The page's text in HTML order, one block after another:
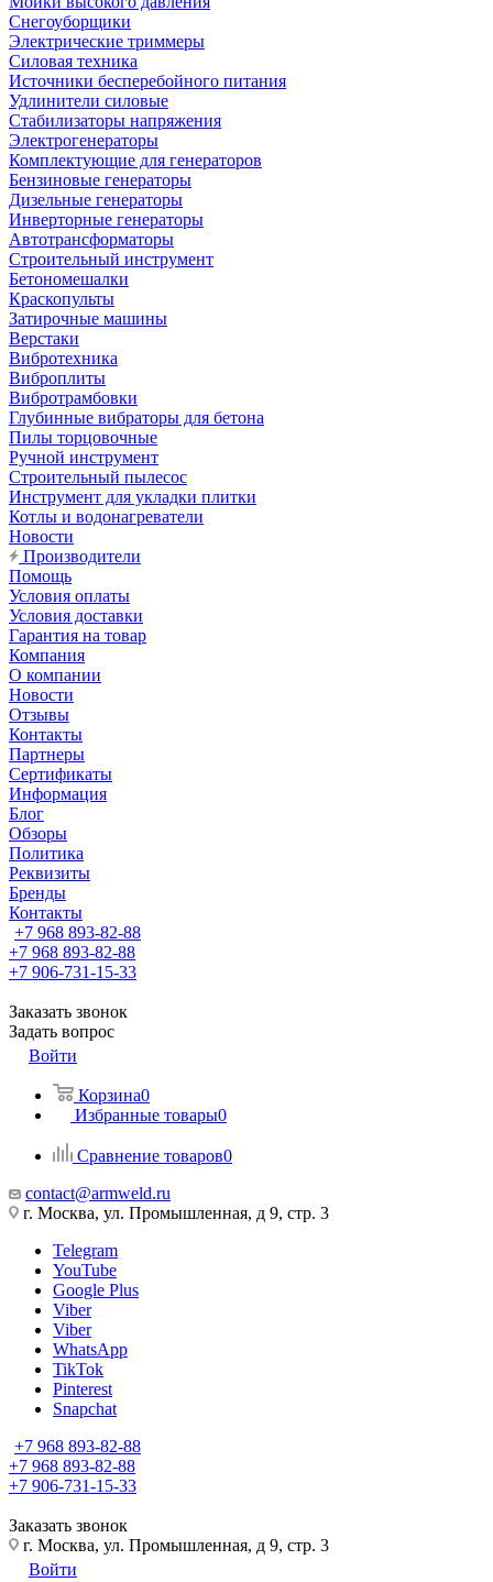
Снегоуборщики
Электрические триммеры
Силовая техника
Источники бесперебойного питания
Удлинители силовые
Стабилизаторы напряжения
Электрогенераторы
Комплектующие для генераторов
Бензиновые генераторы
Дизельные генераторы
Инверторные генераторы
Автотрансформаторы
Строительный инструмент
Бетономешалки
Краскопульты
Затирочные машины
Верстаки
Вибротехника
Виброплиты
Вибротрамбовки
Глубинные вибраторы для бетона
Пилы торцовочные
Ручной инструмент
Строительный пылесос
Инструмент для укладки плитки
Котлы и водонагреватели
Новости
Производители
Помощь
Условия оплаты
Условия доставки
Гарантия на товар
Компания
О компании
Новости
Отзывы
Контакты
Партнеры
Сертификаты
Информация
Блог
Обзоры
Политика
Реквизиты
Бренды
Контакты
+7 968 893-82-88
+7 968 893-82-88
+7 906-731-15-33
Заказать звонок
Задать вопрос
Войти
Корзина0
Избранные товары0
Сравнение товаров0
contact@armweld.ru
г. Москва, ул. Промышленная, д 9, стр. 3
Telegram
YouTube
Google Plus
Viber
Viber
WhatsApp
TikTok
Pinterest
Snapchat
+7 968 893-82-88
+7 968 893-82-88
+7 906-731-15-33
Заказать звонок
г. Москва, ул. Промышленная, д 9, стр. 3
Войти